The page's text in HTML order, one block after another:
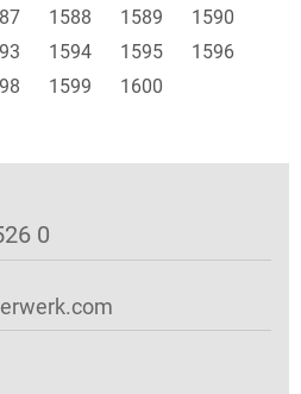
1588 1589
1590
1594 1595
1596
1599 1600
0